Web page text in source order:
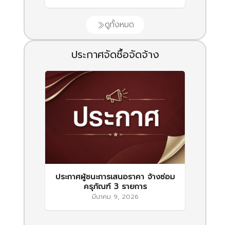
ดูทั้งหมด
ประกาศจัดซื้อจัดจ้าง
ประกาศผู้ชนะการเสนอราคา จ้างซ่อม
ครุภัณฑ์ 3 รายการ
มีนาคม 9, 2026